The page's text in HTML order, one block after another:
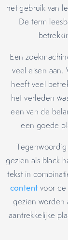
het gebruik van
De term
Een
veel eisen aan.
heeft veel
het verleden
een van de
een goede
gezien als black
tekst in
content voor de
gezien worden
aantrekkelijke